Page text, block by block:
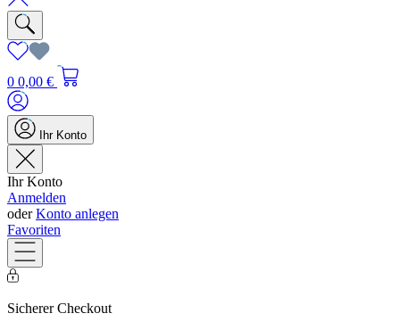
0 0,00 €
Ihr Konto
Ihr Konto
Anmelden
oderKonto anlegen
Favoriten
Sicherer Checkout